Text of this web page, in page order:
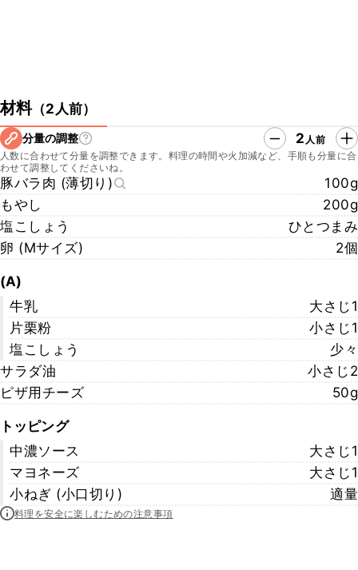
材料（2人前）
分量の調整 2 人前
人数に合わせて分量を調整できます。料理の時間や火加減など、手順も分量に合
わせて調整してくださいね。
豚バラ肉 (薄切り)
100g
もやし
200g
塩こしょう
ひとつまみ
卵 (Mサイズ)
2個
(A)
牛乳
大さじ1
片栗粉
小さじ1
塩こしょう
少々
サラダ油
小さじ2
ピザ用チーズ
50g
トッピング
中濃ソース
大さじ1
マヨネーズ
大さじ1
小ねぎ (小口切り)
適量
料理を安全に楽しむための注意事項